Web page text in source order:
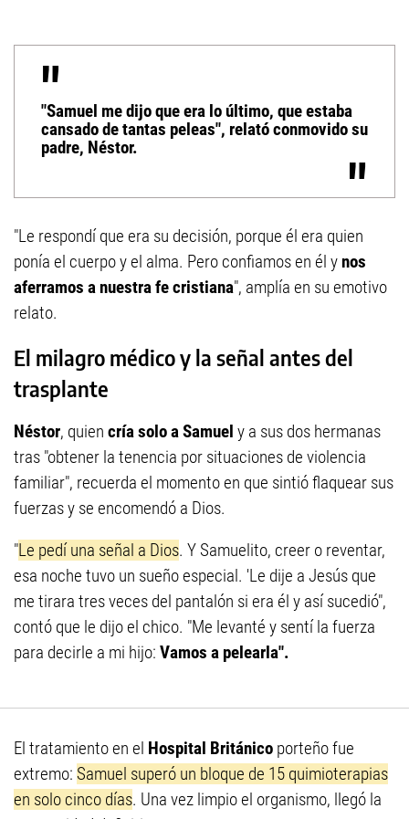
"Samuel me dijo que era lo último, que estaba
cansado de tantas peleas", relató conmovido su
padre, Néstor.
"Le respondí que era su decisión, porque él era quien
ponía el cuerpo y el alma. Pero confiamos en él ynos
aferramos a nuestra fe cristiana", amplía en su emotivo
relato.
El milagro médico y la señal antes del
trasplante
Néstor, quien cría solo a Samuel y a sus dos hermanas
tras "obtener la tenencia por situaciones de violencia
familiar", recuerda el momento en que sintió flaquear sus
fuerzas y se encomendó a Dios.
"Le pedí una señal a Dios. Y Samuelito, creer o reventar,
esa noche tuvo un sueño especial. 'Le dije a Jesús que
me tirara tres veces del pantalón si era él y así sucedió",
contó que le dijo el chico. "Me levanté y sentí la fuerza
para decirle a mi hijo: Vamos a pelearla".
El tratamiento en el Hospital Británico porteño fue
extremo: Samuel superó un bloque de 15 quimioterapias
en solo cinco días. Una vez limpio el organismo, llegó la